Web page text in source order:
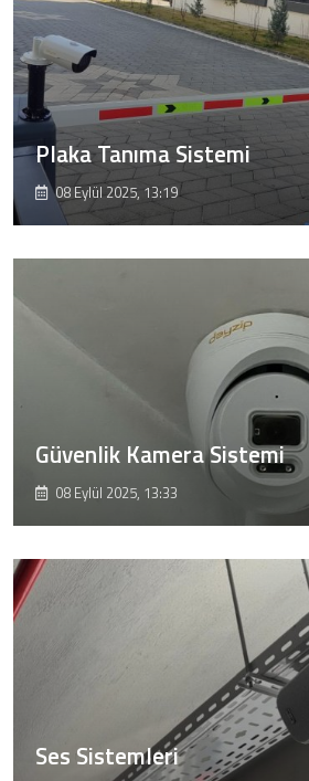
Plaka Tanıma Sistemi
08 Eylül 2025, 13:19
Güvenlik Kamera Sistemi
08 Eylül 2025, 13:33
Ses Sistemleri